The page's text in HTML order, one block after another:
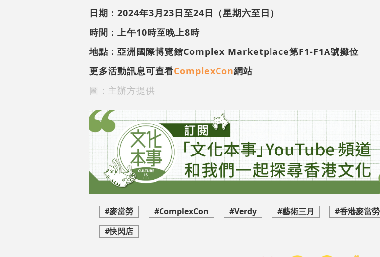
日期：2024年3月23日至24日（星期六至日）
時間：上午10時至晚上8時
地點：亞洲國際博覽館Complex Marketplace第F1-F1A號攤位
更多活動訊息可查看ComplexCon網站
圖：主辦方提供
#麥當勞 #ComplexCon #Verdy #藝術三月 #香港麥當勞
#快閃店